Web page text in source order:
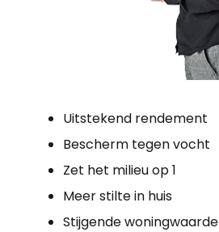
Uitstekend rendement
Bescherm tegen vocht
Zet het milieu op 1
Meer stilte in huis
Stijgende woningwaarde